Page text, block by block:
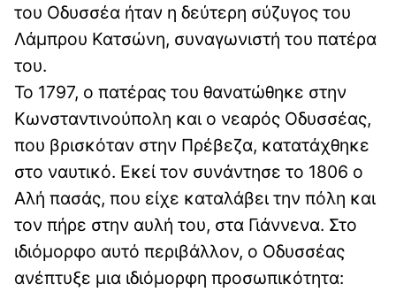
του Οδυσσέα ήταν η δεύτερη σύζυγος του
Λάμπρου Κατσώνη, συναγωνιστή του πατέρα
του.
Το 1797, ο πατέρας του θανατώθηκε στην
Κωνσταντινούπολη και ο νεαρός Οδυσσέας,
που βρισκόταν στην Πρέβεζα, κατατάχθηκε
στο ναυτικό. Εκεί τον συνάντησε το 1806 ο
Αλή πασάς, που είχε καταλάβει την πόλη και
τον πήρε στην αυλή του, στα Γιάννενα. Στο
ιδιόμορφο αυτό περιβάλλον, ο Οδυσσέας
ανέπτυξε μια ιδιόμορφη προσωπικότητα: